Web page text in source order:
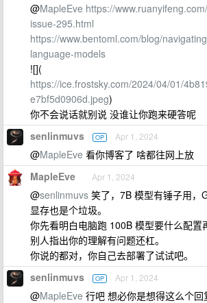
@MapleEve https://
issue-295.html
https://www.bentoml.com/blog/
language-models
![](
https://ice.frostsky.com/2024/04/01/
e7bf5d0906d.jpeg)
你不会说话就别说 没谁让你跑来硬答呢
senlinmuvs OP Apr 1, 2024
@MapleEve 看你博客了 啥都往网上放
MapleEve Apr 1, 2024
@senlinmuvs 笑了，7B 模型有锤子用，
显存也是个垃圾。
你先看明白电脑跑 100B 模型要什么配置
别人指出你的理解有问题还杠。
你说的都对，你自己去部署了试试吧。
senlinmuvs OP Apr 1, 2024
@MapleEve 行吧 想必你是想得这么个回